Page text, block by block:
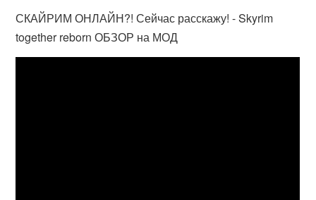
СКАЙРИМ ОНЛАЙН?! Сейчас расскажу! - Skyrim
together reborn ОБЗОР на МОД